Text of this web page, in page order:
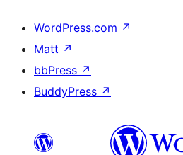
WordPress.com ↗
Matt ↗
bbPress ↗
BuddyPress ↗